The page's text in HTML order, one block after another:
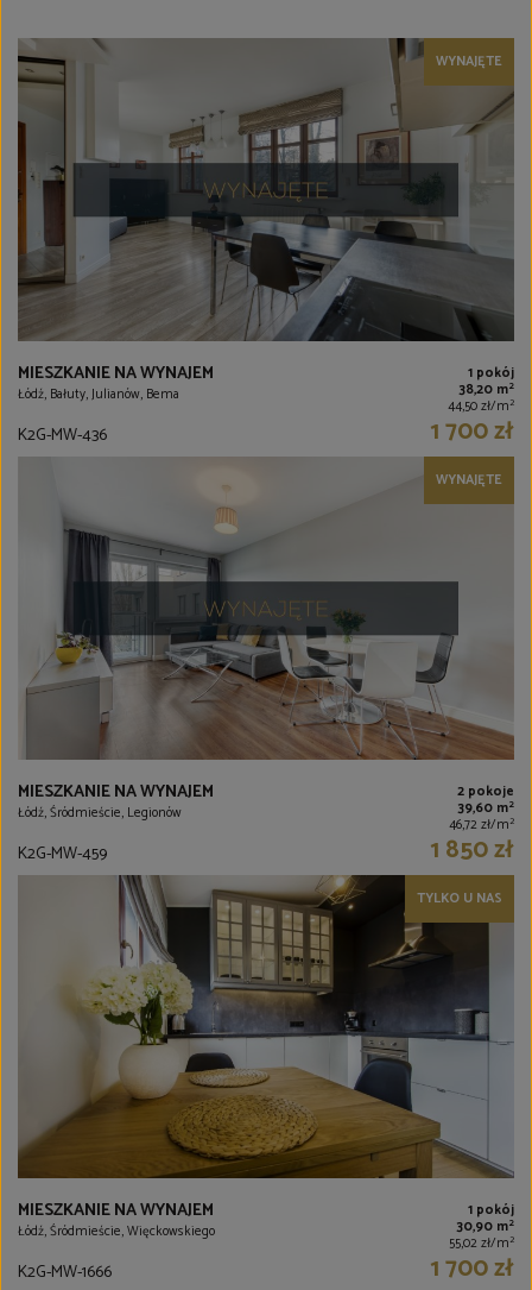
WYNAJĘTE
MIESZKANIE NA WYNAJEM
Łódź, Bałuty, Julianów, Bema
1 pokój
38,20 m2
44,50 zł/m2
K2G-MW-436 1 700 zł
WYNAJĘTE
MIESZKANIE NA WYNAJEM
Łódź, Śródmieście, Legionów
2 pokoje
39,60 m2
46,72 zł/m2
K2G-MW-459 1 850 zł
TYLKO U NAS
MIESZKANIE NA WYNAJEM
Łódź, Śródmieście, Więckowskiego
1 pokój
30,90 m2
55,02 zł/m2
K2G-MW-1666 1 700 zł